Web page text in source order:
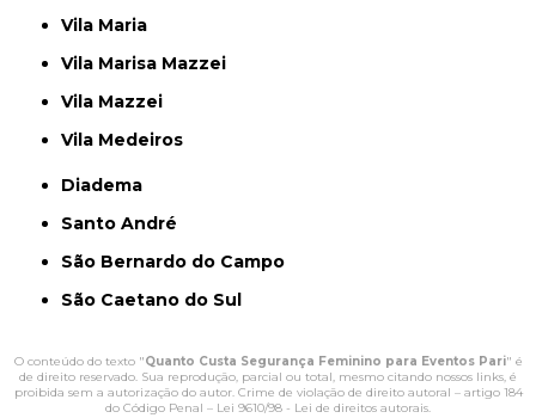
Vila Maria
Vila Marisa Mazzei
Vila Mazzei
Vila Medeiros
Diadema
Santo André
São Bernardo do Campo
São Caetano do Sul
O conteúdo do texto "Quanto Custa Segurança Feminino para Eventos Pari" é
de direito reservado. Sua reprodução, parcial ou total, mesmo citando nossos links, é
proibida sem a autorização do autor. Crime de violação de direito autoral – artigo 184
do Código Penal – Lei 9610/98 - Lei de direitos autorais.